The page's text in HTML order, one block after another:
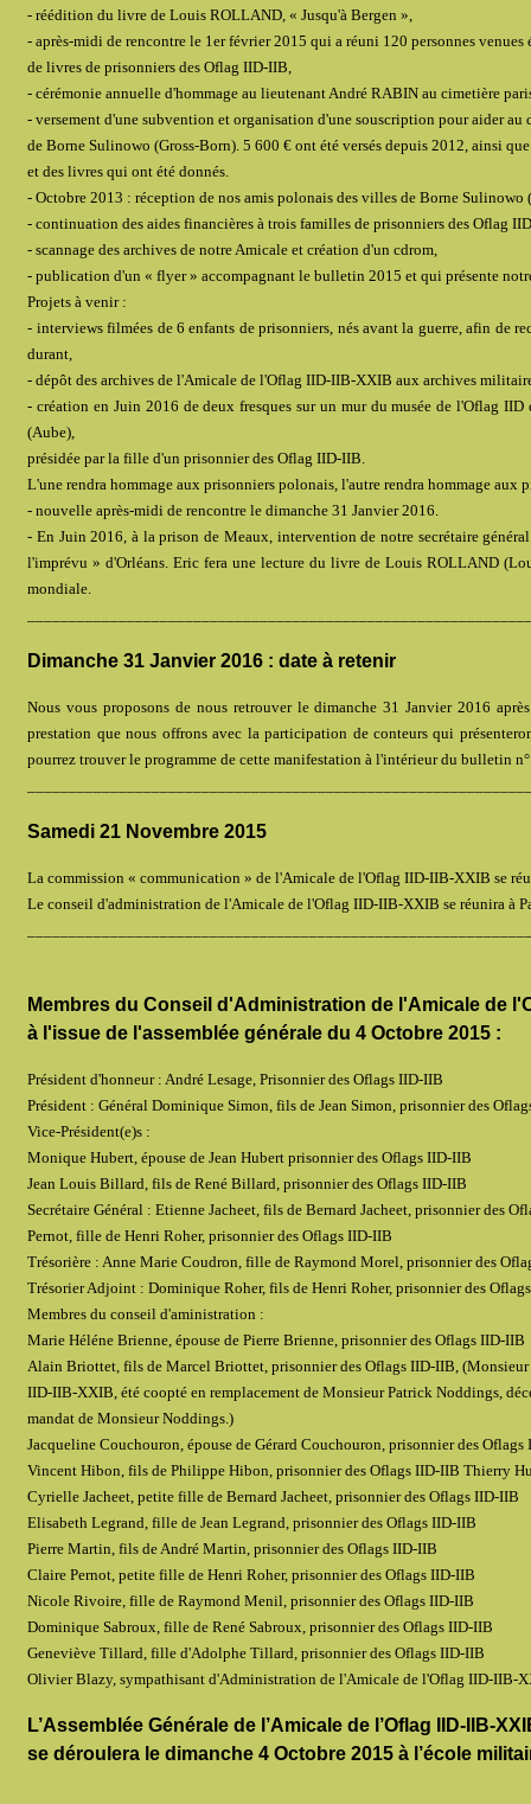
- réédition du livre de Louis ROLLAND, « Jusqu'à Bergen »,
- après-midi de rencontre le 1er février 2015 qui a réuni 120 personnes venues
de livres de prisonniers des Oflag IID-IIB,
- cérémonie annuelle d'hommage au lieutenant André RABIN au cimetière
- versement d'une subvention et organisation d'une souscription pour aider
de Borne Sulinowo (Gross-Born). 5 600 € ont été versés depuis 2012, ainsi
et des livres qui ont été donnés.
- Octobre 2013 : réception de nos amis polonais des villes de Borne Sulinowo
- continuation des aides financières à trois familles de prisonniers des Oflag
- scannage des archives de notre Amicale et création d'un cdrom,
- publication d'un « flyer » accompagnant le bulletin 2015 et qui présente
Projets à venir :
- interviews filmées de 6 enfants de prisonniers, nés avant la guerre, afin de
durant,
- dépôt des archives de l'Amicale de l'Oflag IID-IIB-XXIB aux archives
- création en Juin 2016 de deux fresques sur un mur du musée de l'Oflag
(Aube),
présidée par la fille d'un prisonnier des Oflag IID-IIB.
L'une rendra hommage aux prisonniers polonais, l'autre rendra hommage aux
- nouvelle après-midi de rencontre le dimanche 31 Janvier 2016.
- En Juin 2016, à la prison de Meaux, intervention de notre secrétaire
l'imprévu » d'Orléans. Eric fera une lecture du livre de Louis ROLLAND
mondiale.
Dimanche 31 Janvier 2016 : date à retenir
Nous vous proposons de nous retrouver le dimanche 31 Janvier 2016
prestation que nous offrons avec la participation de conteurs qui
pourrez trouver le programme de cette manifestation à l'intérieur du bulletin
Samedi 21 Novembre 2015
La commission « communication » de l'Amicale de l'Oflag IID-IIB-XXIB se
Le conseil d'administration de l'Amicale de l'Oflag IID-IIB-XXIB se réunira à
Membres du Conseil d'Administration de l'Amicale de
à l'issue de l'assemblée générale du 4 Octobre 2015 :
Président d'honneur : André Lesage, Prisonnier des Oflags IID-IIB
Président : Général Dominique Simon, fils de Jean Simon, prisonnier des
Vice-Président(e)s :
Monique Hubert, épouse de Jean Hubert prisonnier des Oflags IID-IIB
Jean Louis Billard, fils de René Billard, prisonnier des Oflags IID-IIB
Secrétaire Général : Etienne Jacheet, fils de Bernard Jacheet, prisonnier des
Pernot, fille de Henri Roher, prisonnier des Oflags IID-IIB
Trésorière : Anne Marie Coudron, fille de Raymond Morel, prisonnier des
Trésorier Adjoint : Dominique Roher, fils de Henri Roher, prisonnier des
Membres du conseil d'aministration :
Marie Héléne Brienne, épouse de Pierre Brienne, prisonnier des Oflags IID-IIB
Alain Briottet, fils de Marcel Briottet, prisonnier des Oflags IID-IIB,
IID-IIB-XXIB, été coopté en remplacement de Monsieur Patrick Noddings,
mandat de Monsieur Noddings.)
Jacqueline Couchouron, épouse de Gérard Couchouron, prisonnier des
Vincent Hibon, fils de Philippe Hibon, prisonnier des Oflags IID-IIB Thierry
Cyrielle Jacheet, petite fille de Bernard Jacheet, prisonnier des Oflags IID-IIB
Elisabeth Legrand, fille de Jean Legrand, prisonnier des Oflags IID-IIB
Pierre Martin, fils de André Martin, prisonnier des Oflags IID-IIB
Claire Pernot, petite fille de Henri Roher, prisonnier des Oflags IID-IIB
Nicole Rivoire, fille de Raymond Menil, prisonnier des Oflags IID-IIB
Dominique Sabroux, fille de René Sabroux, prisonnier des Oflags IID-IIB
Geneviève Tillard, fille d'Adolphe Tillard, prisonnier des Oflags IID-IIB
Olivier Blazy, sympathisant d'Administration de l'Amicale de l'Oflag IID-IIB-
L’Assemblée Générale de l’Amicale de l’Oflag IID-IIB-
se déroulera le dimanche 4 Octobre 2015 à l’école